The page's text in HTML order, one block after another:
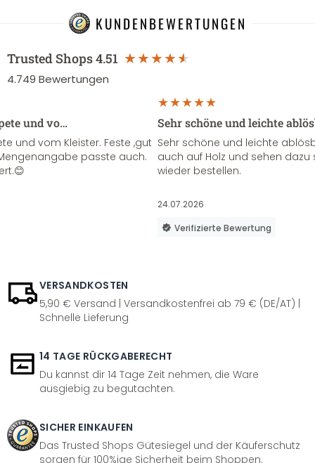
KUNDENBEWERTUNGEN
Trusted Shops4.51
4.749 Bewertungen
und vo…
und vom Kleister. Feste ,gut
passte auch.
Sehr schöne und leichte
Sehr schöne und leichte
auch auf Holz und sehen
wieder bestellen.
24.07.2026
Verifizierte Bewertung
VERSANDKOSTEN
5,90 € Versand | Versandkostenfrei ab 79 € (DE/AT) |
Schnelle Lieferung
14 TAGE RÜCKGABERECHT
Du kannst dir 14 Tage Zeit nehmen, die Ware
ausgiebig zu begutachten.
SICHER EINKAUFEN
Das Trusted Shops Gütesiegel und der Käuferschutz
sorgen für 100%ige Sicherheit beim Shoppen.